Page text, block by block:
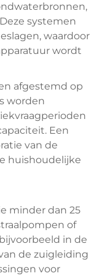
systemen
waardoor
wordt
afgestemd op
worden
Een
van de
huishoudelijke
minder dan 25
of
in de
de zuigleiding
voor